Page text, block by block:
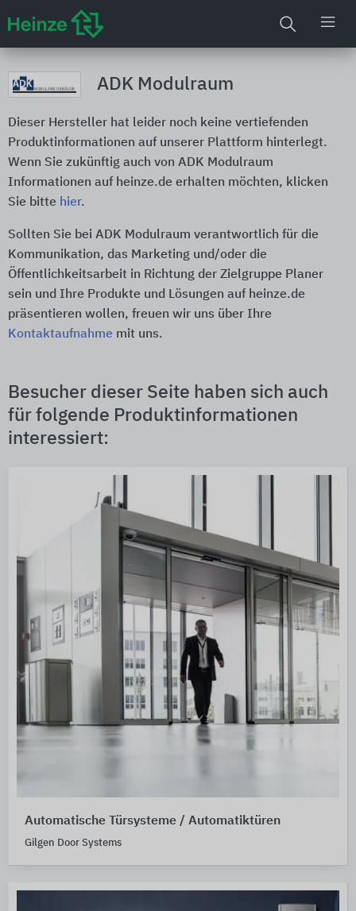
ADK Modulraum
Dieser Hersteller hat leider noch keine vertiefenden
Produktinformationen auf unserer Plattform hinterlegt.
Wenn Sie zukünftig auch von ADK Modulraum
Informationen auf heinze.de erhalten möchten, klicken
Sie bitte hier.
Sollten Sie bei ADK Modulraum verantwortlich für die
Kommunikation, das Marketing und/oder die
Öffentlichkeitsarbeit in Richtung der Zielgruppe Planer
sein und Ihre Produkte und Lösungen auf heinze.de
präsentieren wollen, freuen wir uns über Ihre
Kontaktaufnahme mit uns.
Besucher dieser Seite haben sich auch
für folgende Produktinformationen
interessiert:
Automatische Türsysteme / Automatiktüren
Gilgen Door Systems